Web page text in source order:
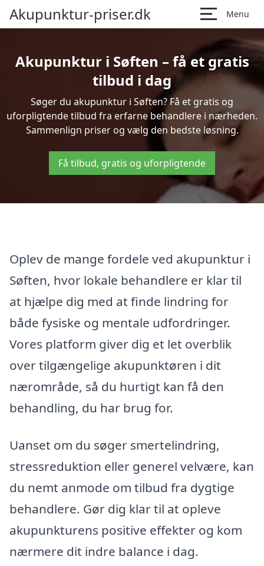
Akupunktur-priser.dk Menu
Akupunktur i Søften – få et gratis
tilbud i dag
Søger du akupunktur i Søften? Få et gratis og
uforpligtende tilbud fra erfarne behandlere i nærheden.
Sammenlign priser og vælg den bedste løsning.
Få tilbud, gratis og uforpligtende
Oplev de mange fordele ved akupunktur i
Søften, hvor lokale behandlere er klar til
at hjælpe dig med at finde lindring for
både fysiske og mentale udfordringer.
Vores platform giver dig et let overblik
over tilgængelige akupunktøren i dit
nærområde, så du hurtigt kan få den
behandling, du har brug for.
Uanset om du søger smertelindring,
stressreduktion eller generel velvære, kan
du nemt anmode om tilbud fra dygtige
behandlere. Gør dig klar til at opleve
akupunkturens positive effekter og kom
nærmere dit indre balance i dag.